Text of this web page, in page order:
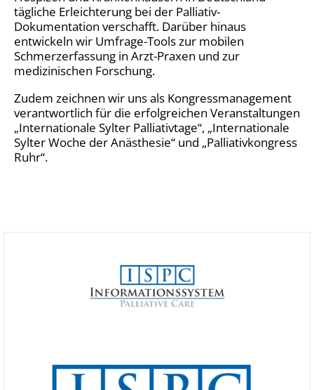
tägliche Erleichterung bei der Palliativ-
Dokumentation verschafft. Darüber hinaus
entwickeln wir Umfrage-Tools zur mobilen
Schmerzerfassung in Arzt-Praxen und zur
medizinischen Forschung.
Zudem zeichnen wir uns als Kongressmanagement
verantwortlich für die erfolgreichen Veranstaltungen
„Internationale Sylter Palliativtage“, „Internationale
Sylter Woche der Anästhesie“ und „Palliativkongress
Ruhr“.